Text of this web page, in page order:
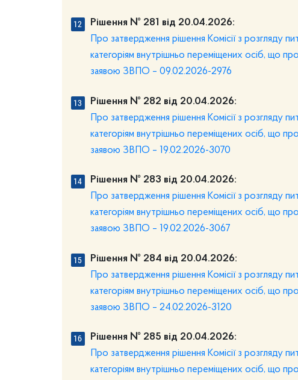
Рішення № 281 від 20.04.2026:
Про затвердження рішення Комісії з розгляду
категоріям внутрішньо переміщених осіб, що
заявою ЗВПО – 09.02.2026-2976
Рішення № 282 від 20.04.2026:
Про затвердження рішення Комісії з розгляду
категоріям внутрішньо переміщених осіб, що
заявою ЗВПО – 19.02.2026-3070
Рішення № 283 від 20.04.2026:
Про затвердження рішення Комісії з розгляду
категоріям внутрішньо переміщених осіб, що
заявою ЗВПО – 19.02.2026-3067
Рішення № 284 від 20.04.2026:
Про затвердження рішення Комісії з розгляду
категоріям внутрішньо переміщених осіб, що
заявою ЗВПО – 24.02.2026-3120
Рішення № 285 від 20.04.2026:
Про затвердження рішення Комісії з розгляду
категоріям внутрішньо переміщених осіб, що